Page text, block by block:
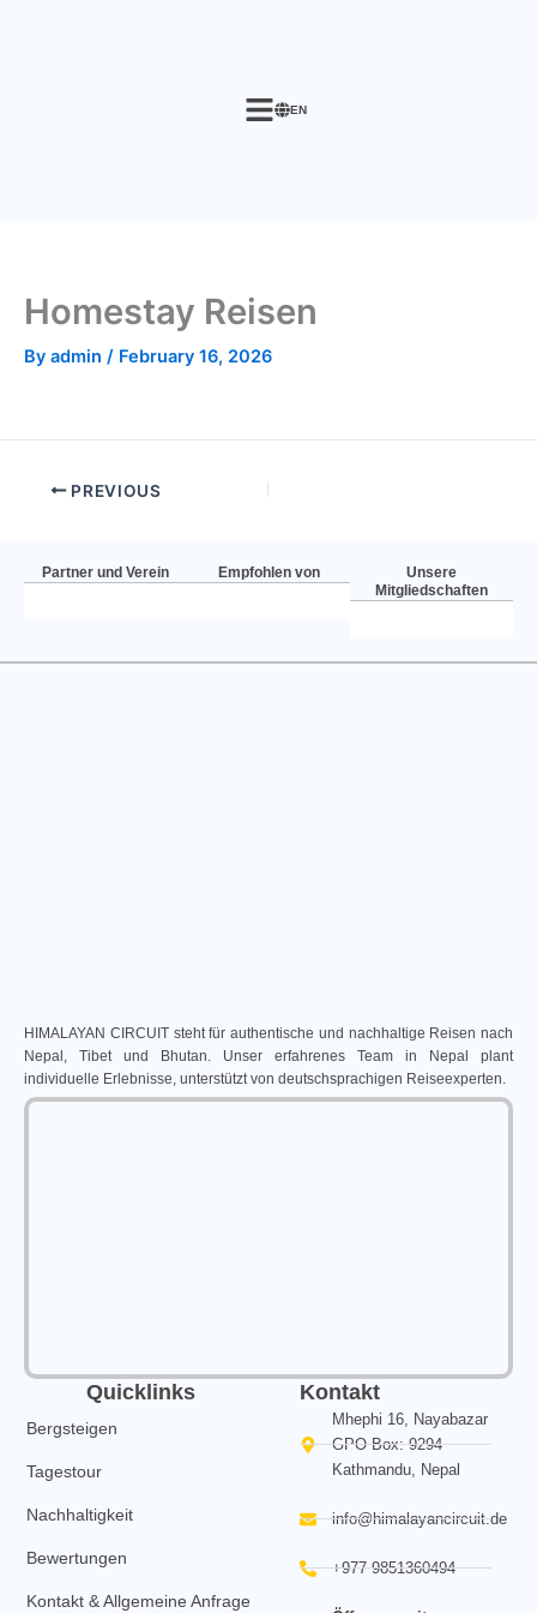
EN
Homestay Reisen
By admin / February 16, 2026
PREVIOUS
Partner und Verein Empfohlen von
Unsere
Mitgliedschaften
HIMALAYAN CIRCUIT steht für authentische und nachhaltige Reisen nach
Nepal, Tibet und Bhutan. Unser erfahrenes Team in Nepal plant
individuelle Erlebnisse, unterstützt von deutschsprachigen Reiseexperten.
Quicklinks
Bergsteigen
Tagestour
Nachhaltigkeit
Bewertungen
Kontakt & Allgemeine Anfrage
Kontakt
Mhephi 16, Nayabazar
GPO Box: 9294
Kathmandu, Nepal
info@himalayancircuit.de
+977 9851360494